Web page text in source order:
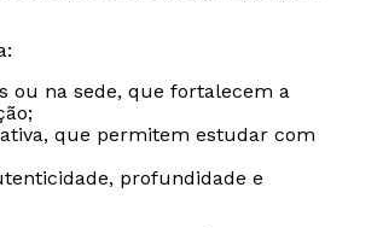
ou na sede, que fortalecem a
que permitem estudar com
profundidade e